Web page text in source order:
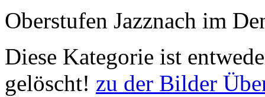
Oberstufen Jazznach im
Diese Kategorie ist
gelöscht! zu der Bilder